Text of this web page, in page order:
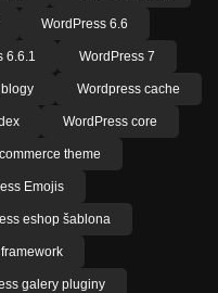
WordPress 6.6
6.6.1 WordPress 7
Wordpress cache
WordPress core
theme
Emojis
eshop šablona
galery pluginy